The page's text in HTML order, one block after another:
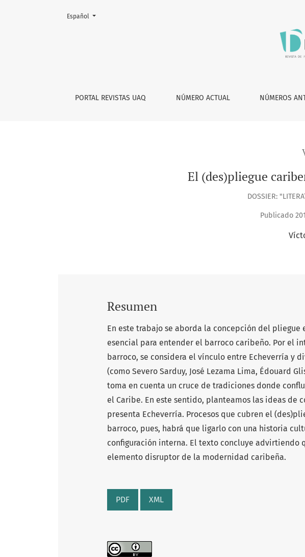
El (des)pliegue caribeño del barroco en Bolívar Echeverría
PORTAL REVISTAS UAQ NÚMERO ACTUAL NÚMEROS
Cambiar el idioma. El actual es:
Español
El (des)pliegue
DOSSIER:
Publicado
Resumen
En este trabajo se aborda la concepción del pliegue
esencial para entender el barroco caribeño. Por el
barroco, se considera el vínculo entre Echeverría y
(como Severo Sarduy, José Lezama Lima, Édouard
toma en cuenta un cruce de tradiciones donde
el Caribe. En este sentido, planteamos las ideas de
presenta Echeverría. Procesos que cubren el
barroco, pues, habrá que ligarlo con una historia
configuración interna. El texto concluye advirtiendo
elemento disruptor de la modernidad caribeña.
PDF XML